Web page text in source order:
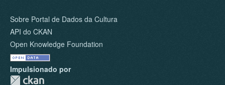
Sobre Portal de Dados da Cultura
API do CKAN
Open Knowledge Foundation
Impulsionado por